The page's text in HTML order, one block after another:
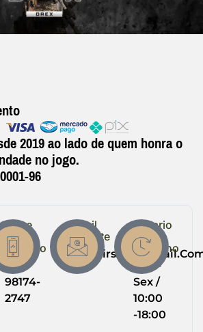
2019 ao lado de quem honra o
no jogo.
96
Entre
em
Contato
(64)
98174-
2747
Email
Suporte
Horario
de
Trabalho
Seg -
Sex /
10:00
-18:00